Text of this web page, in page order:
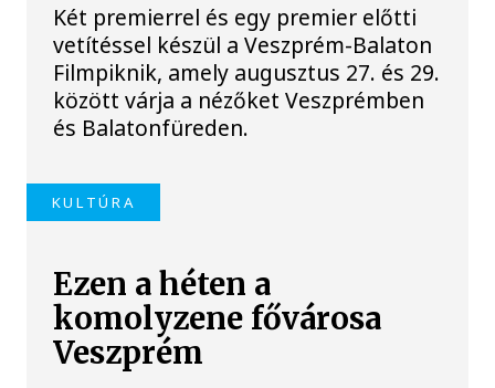
Két premierrel és egy premier előtti
vetítéssel készül a Veszprém-Balaton
Filmpiknik, amely augusztus 27. és 29.
között várja a nézőket Veszprémben
és Balatonfüreden.
KULTÚRA
Ezen a héten a
komolyzene fővárosa
Veszprém